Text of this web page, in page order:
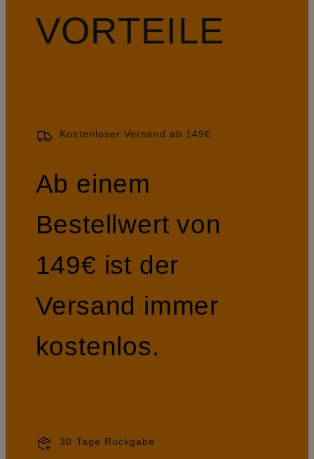
VORTEILE
Kostenloser Versand ab 149€
Ab einem
Bestellwert von
149€ ist der
Versand immer
kostenlos.
30 Tage Rückgabe